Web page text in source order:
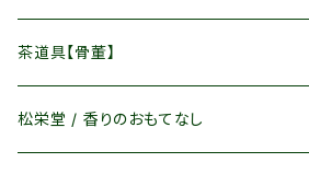
キリンビアマグコレクション
インテリアアート
菓子 / 飲料
茶碗
懐紙
茶道具【骨董】
松栄堂 / 香りのおもてなし